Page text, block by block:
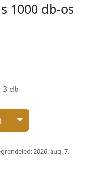
1000 db-os
3 db
2026. aug. 7.